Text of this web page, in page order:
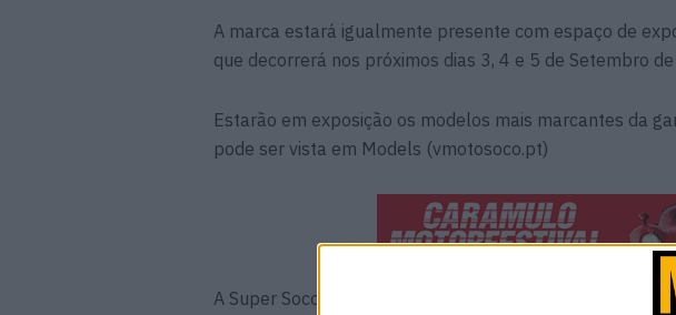
A marca estará igualmente presente com espaço de
que decorrerá nos próximos dias 3, 4 e 5 de Setembro
Estarão em exposição os modelos mais marcantes da
pode ser vista em Models (vmotosoco.pt)
A Super Soco, que pelo segundo mês consecutivo foi a